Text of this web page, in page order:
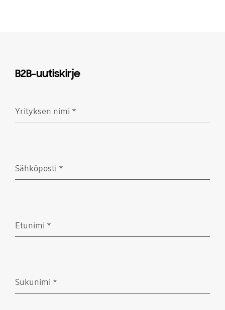
B2B-uutiskirje
Yrityksen nimi *
Sähköposti *
Etunimi *
Sukunimi *